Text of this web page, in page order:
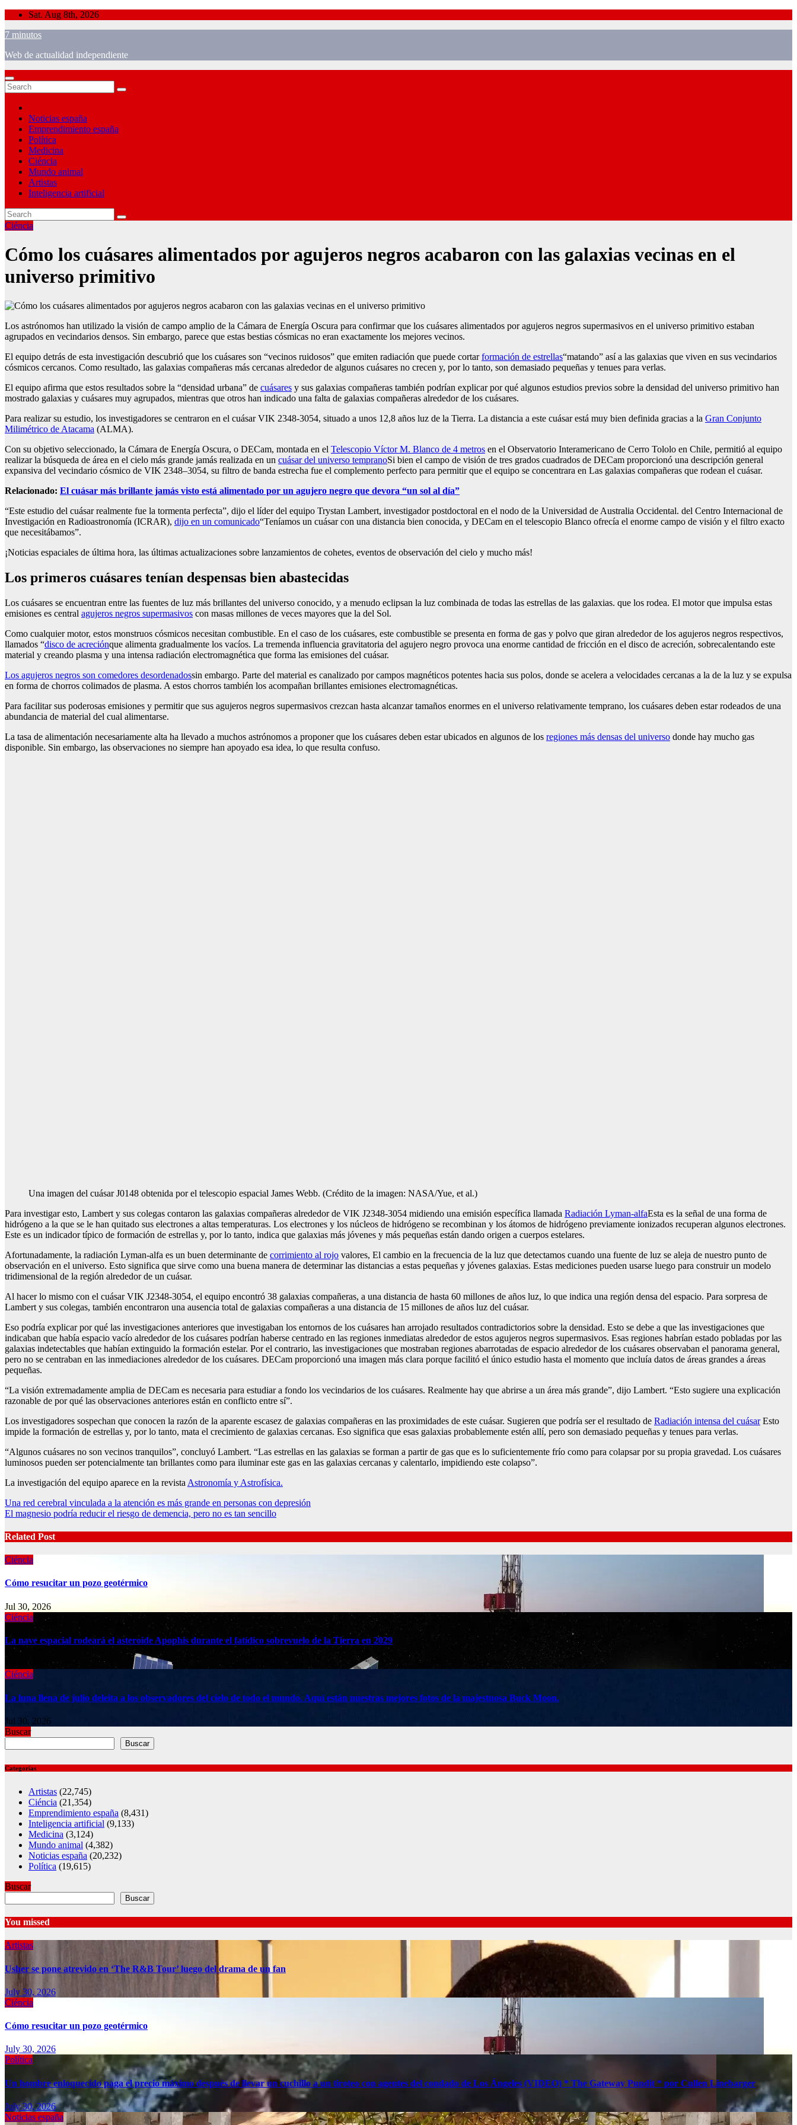
Skip
content
Sat. Aug 8th, 2026
7 minutos
Web de actualidad independiente
Noticias españa
Emprendimiento españa
Política
Medicina
Ciéncia
Mundo animal
Artistas
Inteligencia artificial
Ciéncia
Cómo los cuásares alimentados por agujeros negros acabaron con las galaxias vecinas en el
universo primitivo
Los astrónomos han utilizado la visión de campo amplio de la Cámara de Energía Oscura para confirmar que los cuásares alimentados por agujeros negros supermasivos en el universo primitivo estaban
agrupados en vecindarios densos. Sin embargo, parece que estas bestias cósmicas no eran exactamente los mejores vecinos.
El equipo detrás de esta investigación descubrió que los cuásares son “vecinos ruidosos” que emiten radiación que puede cortarformación de estrellas“matando” así a las galaxias que viven en sus vecindarios
cósmicos cercanos. Como resultado, las galaxias compañeras más cercanas alrededor de algunos cuásares no crecen y, por lo tanto, son demasiado pequeñas y tenues para verlas.
El equipo afirma que estos resultados sobre la “densidad urbana” de cuásares y sus galaxias compañeras también podrían explicar por qué algunos estudios previos sobre la densidad del universo primitivo han
mostrado galaxias y cuásares muy agrupados, mientras que otros han indicado una falta de galaxias compañeras alrededor de los cuásares.
Para realizar su estudio, los investigadores se centraron en el cuásar VIK 2348-3054, situado a unos 12,8 años luz de la Tierra. La distancia a este cuásar está muy bien definida gracias a la Gran Conjunto
Milimétrico de Atacama (ALMA).
Con su objetivo seleccionado, la Cámara de Energía Oscura, o DECam, montada en el Telescopio Víctor M. Blanco de 4 metros en el Observatorio Interamericano de Cerro Tololo en Chile, permitió al equipo
realizar la búsqueda de área en el cielo más grande jamás realizada en un cuásar del universo tempranoSi bien el campo de visión de tres grados cuadrados de DECam proporcionó una descripción general
expansiva del vecindario cósmico de VIK 2348–3054, su filtro de banda estrecha fue el complemento perfecto para permitir que el equipo se concentrara en Las galaxias compañeras que rodean el cuásar.
Relacionado: El cuásar más brillante jamás visto está alimentado por un agujero negro que devora “un sol al día”
“Este estudio del cuásar realmente fue la tormenta perfecta”, dijo el líder del equipo Trystan Lambert, investigador postdoctoral en el nodo de la Universidad de Australia Occidental. del Centro Internacional de
Investigación en Radioastronomía (ICRAR), dijo en un comunicado“Teníamos un cuásar con una distancia bien conocida, y DECam en el telescopio Blanco ofrecía el enorme campo de visión y el filtro exacto
que necesitábamos”.
¡Noticias espaciales de última hora, las últimas actualizaciones sobre lanzamientos de cohetes, eventos de observación del cielo y mucho más!
Los primeros cuásares tenían despensas bien abastecidas
Los cuásares se encuentran entre las fuentes de luz más brillantes del universo conocido, y a menudo eclipsan la luz combinada de todas las estrellas de las galaxias. que los rodea. El motor que impulsa estas
emisiones es central agujeros negros supermasivos con masas millones de veces mayores que la del Sol.
Como cualquier motor, estos monstruos cósmicos necesitan combustible. En el caso de los cuásares, este combustible se presenta en forma de gas y polvo que giran alrededor de los agujeros negros respectivos,
llamados “disco de acreciónque alimenta gradualmente los vacíos. La tremenda influencia gravitatoria del agujero negro provoca una enorme cantidad de fricción en el disco de acreción, sobrecalentando este
material y creando plasma y una intensa radiación electromagnética que forma las emisiones del cuásar.
Los agujeros negros son comedores desordenadossin embargo. Parte del material es canalizado por campos magnéticos potentes hacia sus polos, donde se acelera a velocidades cercanas a la de la luz y se expulsa
en forma de chorros colimados de plasma. A estos chorros también los acompañan brillantes emisiones electromagnéticas.
Para facilitar sus poderosas emisiones y permitir que sus agujeros negros supermasivos crezcan hasta alcanzar tamaños enormes en el universo relativamente temprano, los cuásares deben estar rodeados de una
abundancia de material del cual alimentarse.
La tasa de alimentación necesariamente alta ha llevado a muchos astrónomos a proponer que los cuásares deben estar ubicados en algunos de los regiones más densas del universo donde hay mucho gas
disponible. Sin embargo, las observaciones no siempre han apoyado esa idea, lo que resulta confuso.
Una imagen del cuásar J0148 obtenida por el telescopio espacial James Webb. (Crédito de la imagen: NASA/Yue, et al.)
Para investigar esto, Lambert y sus colegas contaron las galaxias compañeras alrededor de VIK J2348-3054 midiendo una emisión específica llamada Radiación Lyman-alfaEsta es la señal de una forma de
hidrógeno a la que se le han quitado sus electrones a altas temperaturas. Los electrones y los núcleos de hidrógeno se recombinan y los átomos de hidrógeno previamente ionizados recuperan algunos electrones.
Este es un indicador típico de formación de estrellas y, por lo tanto, indica que galaxias más jóvenes y más pequeñas están dando origen a cuerpos estelares.
Afortunadamente, la radiación Lyman-alfa es un buen determinante de corrimiento al rojo valores, El cambio en la frecuencia de la luz que detectamos cuando una fuente de luz se aleja de nuestro punto de
observación en el universo. Esto significa que sirve como una buena manera de determinar las distancias a estas pequeñas y jóvenes galaxias. Estas mediciones pueden usarse luego para construir un modelo
tridimensional de la región alrededor de un cuásar.
Al hacer lo mismo con el cuásar VIK J2348-3054, el equipo encontró 38 galaxias compañeras, a una distancia de hasta 60 millones de años luz, lo que indica una región densa del espacio. Para sorpresa de
Lambert y sus colegas, también encontraron una ausencia total de galaxias compañeras a una distancia de 15 millones de años luz del cuásar.
Eso podría explicar por qué las investigaciones anteriores que investigaban los entornos de los cuásares han arrojado resultados contradictorios sobre la densidad. Esto se debe a que las investigaciones que
indicaban que había espacio vacío alrededor de los cuásares podrían haberse centrado en las regiones inmediatas alrededor de estos agujeros negros supermasivos. Esas regiones habrían estado pobladas por las
galaxias indetectables que habían extinguido la formación estelar. Por el contrario, las investigaciones que mostraban regiones abarrotadas de espacio alrededor de los cuásares observaban el panorama general,
pero no se centraban en las inmediaciones alrededor de los cuásares. DECam proporcionó una imagen más clara porque facilitó el único estudio hasta el momento que incluía datos de áreas grandes a áreas
pequeñas.
“La visión extremadamente amplia de DECam es necesaria para estudiar a fondo los vecindarios de los cuásares. Realmente hay que abrirse a un área más grande”, dijo Lambert. “Esto sugiere una explicación
razonable de por qué las observaciones anteriores están en conflicto entre sí”.
Los investigadores sospechan que conocen la razón de la aparente escasez de galaxias compañeras en las proximidades de este cuásar. Sugieren que podría ser el resultado de Radiación intensa del cuásarEsto
impide la formación de estrellas y, por lo tanto, mata el crecimiento de galaxias cercanas. Eso significa que esas galaxias probablemente estén allí, pero son demasiado pequeñas y tenues para verlas.
“Algunos cuásares no son vecinos tranquilos”, concluyó Lambert. “Las estrellas en las galaxias se forman a partir de gas que es lo suficientemente frío como para colapsar por su propia gravedad. Los cuásares
luminosos pueden ser potencialmente tan brillantes como para iluminar este gas en las galaxias cercanas y calentarlo, impidiendo este colapso”.
La investigación del equipo aparece en la revista Astronomía y Astrofísica.
Post
navigation
Una red cerebral vinculada a la atención es más grande en personas con depresión
El magnesio podría reducir el riesgo de demencia, pero no es tan sencillo
Related Post
Ciéncia
Cómo resucitar un pozo geotérmico
Jul 30, 2026
Ciéncia
La nave espacial rodeará el asteroide Apophis durante el fatídico sobrevuelo de la Tierra en 2029
Ciéncia
La luna llena de julio deleita a los observadores del cielo de todo el mundo. Aquí están nuestras mejores fotos de la majestuosa Buck Moon.
Jul 30, 2026
Buscar
Buscar
Categorías
Artistas (22,745)
Ciéncia (21,354)
Emprendimiento españa (8,431)
Inteligencia artificial (9,133)
Medicina (3,124)
Mundo animal (4,382)
Noticias españa (20,232)
Política (19,615)
Buscar
Buscar
You missed
Artistas
Usher se pone atrevido en ‘The R&B Tour’ luego del drama de un fan
July 30, 2026
Ciéncia
Cómo resucitar un pozo geotérmico
July 30, 2026
Política
Un hombre enloquecido paga el precio máximo después de llevar un cuchillo a un tiroteo con agentes del condado de Los Ángeles (VIDEO) * The Gateway Pundit * por Cullen Linebarger
July 30, 2026
Noticias españa